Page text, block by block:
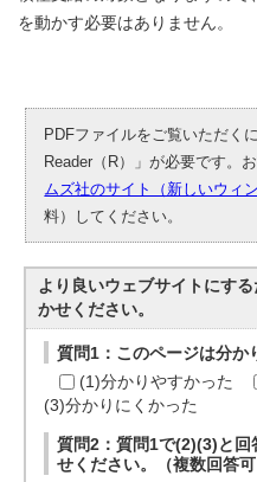
を動かす必要はありません。
PDFファイルをご覧いただく
Reader（R）」が必要です。
ムズ社のサイト（新しいウィ
料）してください。
より良いウェブサイトにす
かせください。
質問1：このページは分か
(1)分かりやすかった
(3)分かりにくかった
質問2：質問1で(2)(3)と
せください。（複数回答可